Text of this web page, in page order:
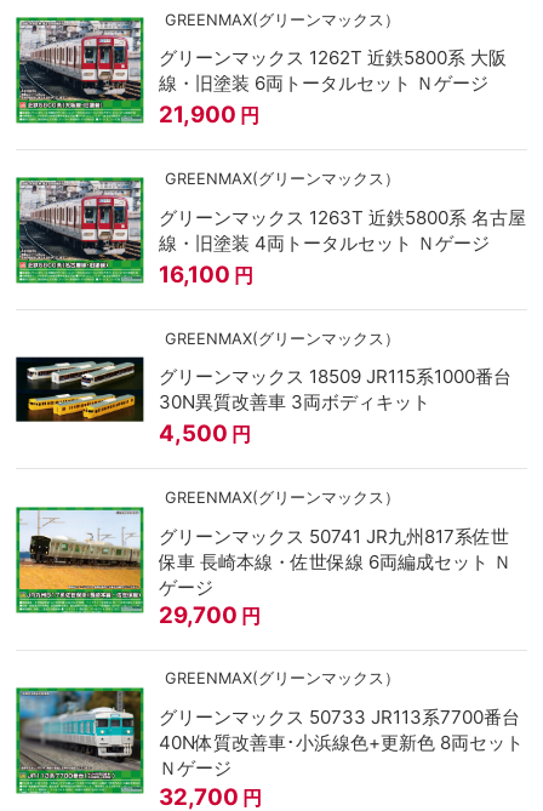
GREENMAX(グリーンマックス）
グリーンマックス 1262T 近鉄5800系 大阪
線・旧塗装 6両トータルセット Ｎゲージ
21,900 円
GREENMAX(グリーンマックス）
グリーンマックス 1263T 近鉄5800系 名古屋
線・旧塗装 4両トータルセット Ｎゲージ
16,100 円
GREENMAX(グリーンマックス）
グリーンマックス 18509 JR115系1000番台
30N異質改善車 3両ボディキット
4,500 円
GREENMAX(グリーンマックス）
グリーンマックス 50741 JR九州817系佐世
保車 長崎本線・佐世保線 6両編成セット Ｎ
ゲージ
29,700 円
GREENMAX(グリーンマックス）
グリーンマックス 50733 JR113系7700番台
40N体質改善車･小浜線色+更新色 8両セット
Ｎゲージ
32,700 円